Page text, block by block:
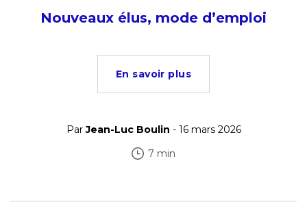
Nouveaux élus, mode d’emploi
En savoir plus
ParJean-Luc Boulin - 16 mars 2026
7 min